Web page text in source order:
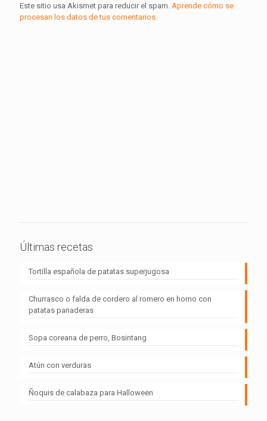
Este sitio usa Akismet para reducir el spam. Aprende cómo se
procesan los datos de tus comentarios.
Últimas recetas
Tortilla española de patatas superjugosa
Churrasco o falda de cordero al romero en horno con
patatas panaderas
Sopa coreana de perro, Bosintang
Atún con verduras
Ñoquis de calabaza para Halloween